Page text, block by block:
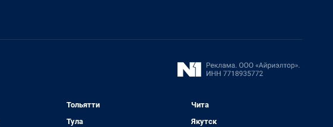
Тольятти
Тула
Чита
Якутск